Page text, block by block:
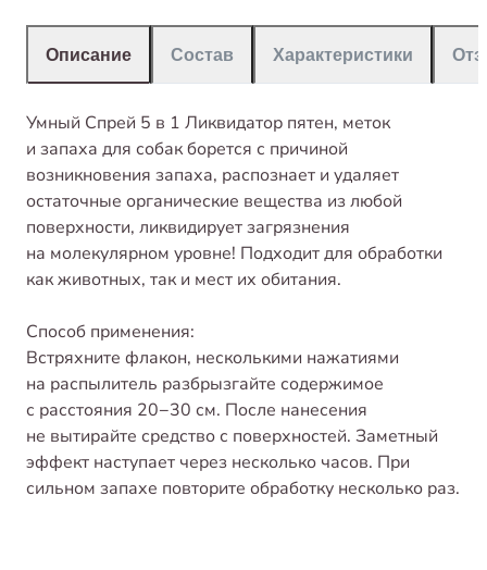
Описание Состав Характеристики
Умный Спрей 5 в 1 Ликвидатор пятен, меток
и запаха для собак борется с причиной
возникновения запаха, распознает и удаляет
остаточные органические вещества из любой
поверхности, ликвидирует загрязнения
на молекулярном уровне! Подходит для обработки
как животных, так и мест их обитания.
Способ применения:
Встряхните флакон, несколькими нажатиями
на распылитель разбрызгайте содержимое
с расстояния 20−30 см. После нанесения
не вытирайте средство с поверхностей. Заметный
эффект наступает через несколько часов. При
сильном запахе повторите обработку несколько раз.